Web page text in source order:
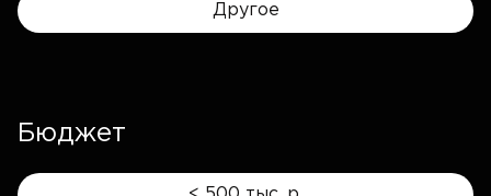
Другое
Бюджет